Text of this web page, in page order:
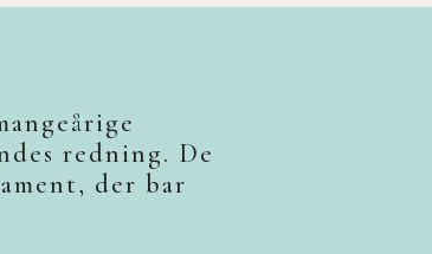
redning. De
der bar